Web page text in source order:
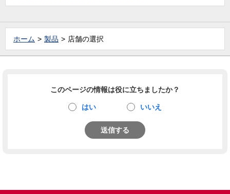
ホーム 製品 店舗の選択
このページの情報は役に立ちましたか？
はい いいえ
送信する